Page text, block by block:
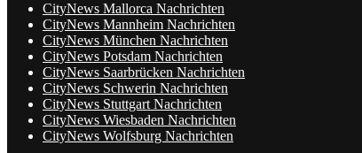
CityNews Mallorca Nachrichten
CityNews Mannheim Nachrichten
CityNews München Nachrichten
CityNews Potsdam Nachrichten
CityNews Saarbrücken Nachrichten
CityNews Schwerin Nachrichten
CityNews Stuttgart Nachrichten
CityNews Wiesbaden Nachrichten
CityNews Wolfsburg Nachrichten